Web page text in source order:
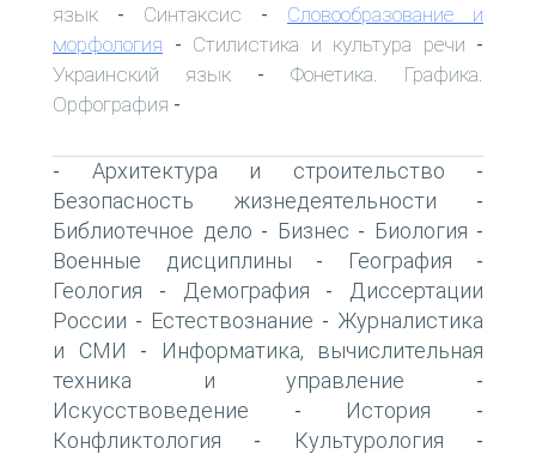
язык - Синтаксис - Словообразование и
морфология - Стилистика и культура речи -
Украинский язык - Фонетика. Графика.
Орфография -
- Архитектура и строительство -
Безопасность жизнедеятельности -
Библиотечное дело - Бизнес - Биология -
Военные дисциплины - География -
Геология - Демография -
Диссертации
России - Естествознание - Журналистика
и СМИ -
Информатика, вычислительная
техника и управление -
Искусствоведение - История -
Конфликтология - Культурология -